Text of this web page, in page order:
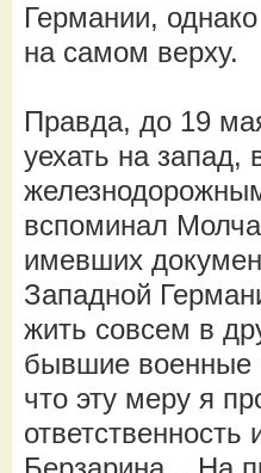
Германии,
на самом верху.
Правда, до 19
уехать на
вспоминал
имевших
Западной
жить совсем в
бывшие военные
что эту меру я
ответственность